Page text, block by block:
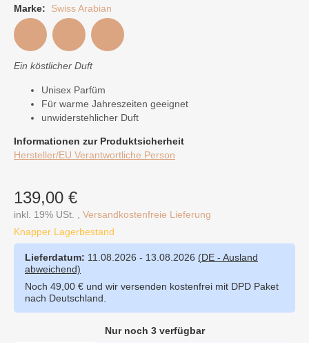
Marke:
Swiss Arabian
Ein köstlicher Duft
Unisex Parfüm
Für warme Jahreszeiten geeignet
unwiderstehlicher Duft
Informationen zur Produktsicherheit
Hersteller/EU Verantwortliche Person
139,00 €
inkl. 19% USt. , Versandkostenfreie Lieferung
Knapper Lagerbestand
Lieferdatum: 11.08.2026 - 13.08.2026 (DE - Ausland
abweichend)
Noch 49,00 € und wir versenden kostenfrei mit DPD Paket
nach Deutschland.
Nur noch 3 verfügbar